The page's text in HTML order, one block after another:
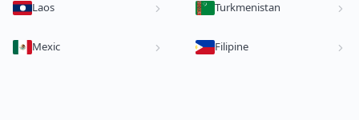
Laos Turkmenistan
Mexic Filipine